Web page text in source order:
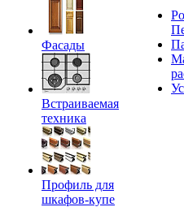
Фасады
Встраиваемая
техника
Профиль для
шкафов-купе